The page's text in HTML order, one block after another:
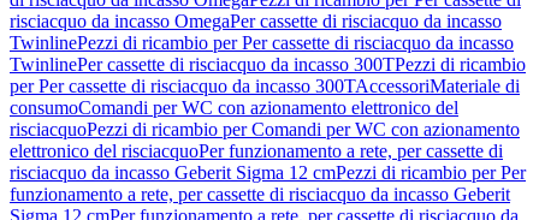
risciacquo da incasso OmegaPer cassette di risciacquo da incasso
TwinlinePezzi di ricambio per Per cassette di risciacquo da incasso
TwinlinePer cassette di risciacquo da incasso 300TPezzi di ricambio
per Per cassette di risciacquo da incasso 300TAccessoriMateriale di
consumoComandi per WC con azionamento elettronico del
risciacquoPezzi di ricambio per Comandi per WC con azionamento
elettronico del risciacquoPer funzionamento a rete, per cassette di
risciacquo da incasso Geberit Sigma 12 cmPezzi di ricambio per Per
funzionamento a rete, per cassette di risciacquo da incasso Geberit
Sigma 12 cmPer funzionamento a rete, per cassette di risciacquo da